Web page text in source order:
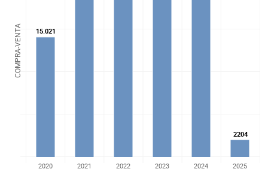
COMPRA-VENTA 15.021
15.021
2204
2204
2020 2021 2022 2023 2024 2025